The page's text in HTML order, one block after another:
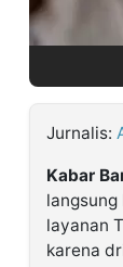
Jurnalis:
Kabar
layanan
karena